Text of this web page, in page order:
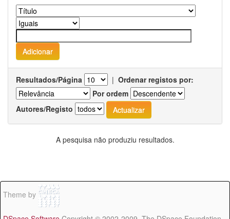
Resultados/Página | Ordenar registos por:
Por ordem
Autores/Registo
A pesquisa não produziu resultados.
Theme by